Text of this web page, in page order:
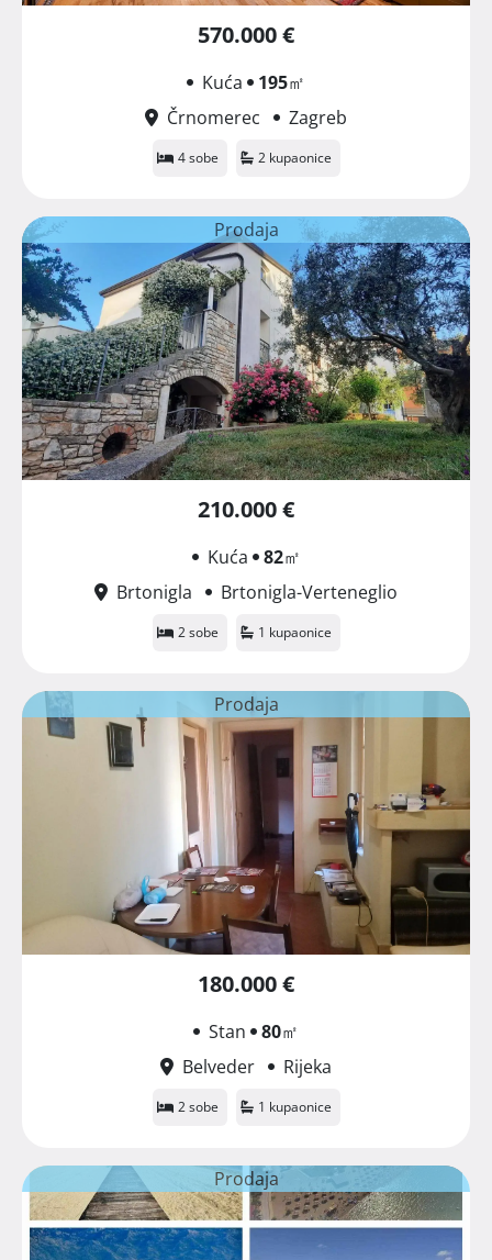
570.000 €
Kuća 195㎡
Črnomerec
Zagreb
4 sobe 2 kupaonice
Prodaja
210.000 €
Kuća 82㎡
Brtonigla
Brtonigla-Verteneglio
2 sobe 1 kupaonice
Prodaja
180.000 €
Stan 80㎡
Belveder
Rijeka
2 sobe 1 kupaonice
Prodaja